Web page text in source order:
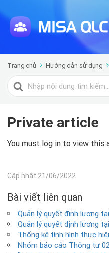
Trang chủ Hướng dẫn sử dụng
Tìm
kiếm
Private article
You must log in to view this
Cập nhật 21/06/2022
Bài viết liên quan
Quản lý quyết định lương
Quản lý quyết định lương
Thống kê tình hình thực
Nhóm báo cáo Thông tư